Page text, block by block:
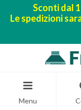
Sconti dal
Le spedizioni
Menu